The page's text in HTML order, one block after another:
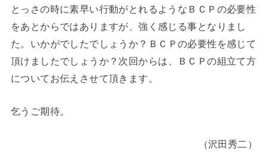
とっさの時に素早い行動がとれるようなＢＣＰの必要性
をあとからではありますが、強く感じる事となりまし
た。 いかがでしたでしょうか？ＢＣＰの必要性を感じて
頂けましたでしょうか？ 次回からは、ＢＣＰの組立て方
についてお伝えさせて頂きます。
乞うご期待。
（沢田秀二）